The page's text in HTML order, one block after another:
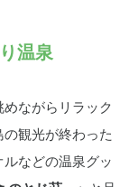
温泉
ながらリラック
観光が終わった
などの温泉グッ